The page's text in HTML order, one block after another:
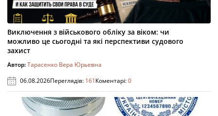
Виключення з військового обліку за віком: чи
можливо це сьогодні та які перспективи судового
захист
Автор:Тарасенко Вера Юрьевна
06.08.2026Переглядів: 161Коментарі:0